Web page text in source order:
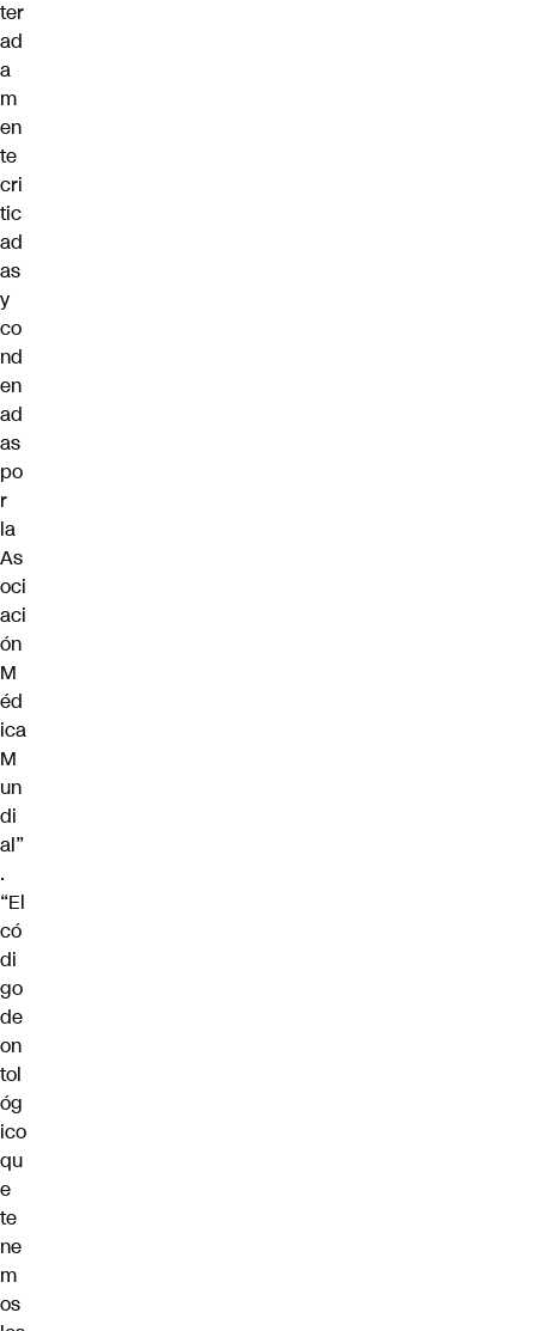
ter
ad
a
m
en
te
cri
tic
ad
as
y
co
nd
en
ad
as
po
r
la
As
oci
aci
ón
M
éd
ica
M
un
di
al”
.
“El
có
di
go
de
on
tol
óg
ico
qu
e
te
ne
m
os